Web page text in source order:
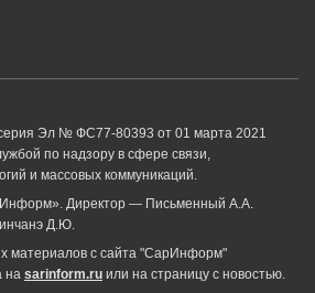
Эл № ФС77-80393 от 01 марта 2021
по надзору в сфере связи,
и массовых коммуникаций.
Директор — Письменный А.А.
Д.Ю.
материалов с сайта "СарИнформ"
на sarinform.ru или на страницу с новостью.